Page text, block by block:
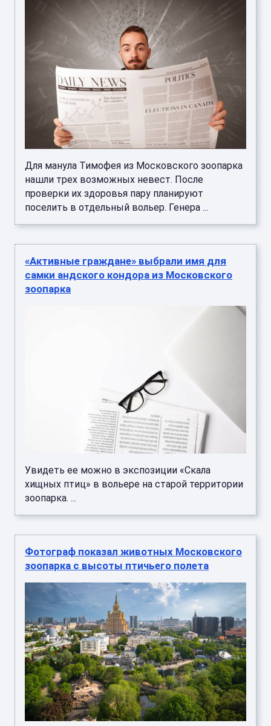
Для манула Тимофея из Московского зоопарка
нашли трех возможных невест. После
проверки их здоровья пару планируют
поселить в отдельный вольер. Генера ...
«Активные граждане» выбрали имя для
самки андского кондора из Московского
зоопарка
Увидеть ее можно в экспозиции «Скала
хищных птиц» в вольере на старой территории
зоопарка. ...
Фотограф показал животных Московского
зоопарка с высоты птичьего полета